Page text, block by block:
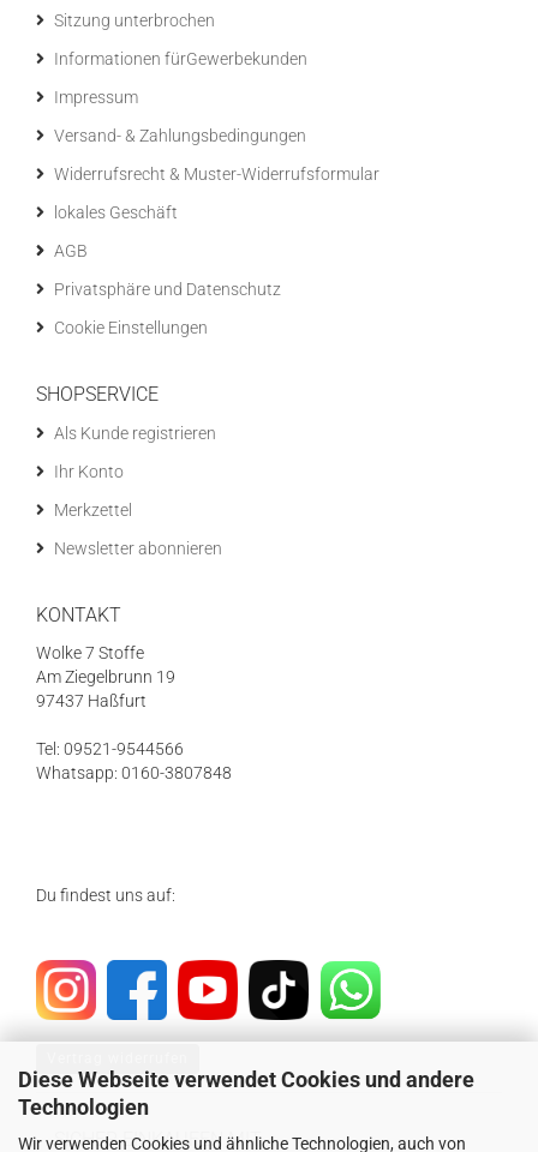
Diese Webseite verwendet Cookies und andere
Technologien
Wir verwenden Cookies und ähnliche Technologien, auch von
Sitzung unterbrochen
Informationen fürGewerbekunden
Impressum
Versand- & Zahlungsbedingungen
Widerrufsrecht & Muster-Widerrufsformular
lokales Geschäft
AGB
Privatsphäre und Datenschutz
Cookie Einstellungen
SHOPSERVICE
Als Kunde registrieren
Ihr Konto
Merkzettel
Newsletter abonnieren
KONTAKT
Wolke 7 Stoffe
Am Ziegelbrunn 19
97437 Haßfurt
Tel: 09521-9544566
Whatsapp: 0160-3807848
Du findest uns auf:
SICHER EINKAUFEN MIT